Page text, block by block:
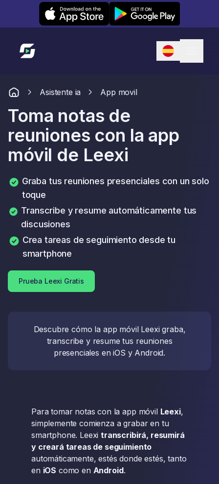
Leexi on iOS Leexi on Android
Enlace a la página de inicio
Asistente ia App movil
Toma notas de
reuniones con la app
móvil de Leexi
Graba tus reuniones presenciales con un solo
toque
Transcribe y resume automáticamente tus
discusiones
Crea tareas de seguimiento desde tu
smartphone
Prueba Leexi Gratis
Descubre cómo la app móvil Leexi graba,
transcribe y resume tus reuniones
presenciales en iOS y Android.
Para tomar notas con la app móvil Leexi,
simplemente comienza a grabar en tu
smartphone. Leexitranscribirá, resumirá
y creará tareas de seguimiento
automáticamente, estés donde estés, tanto
en iOS como en Android.